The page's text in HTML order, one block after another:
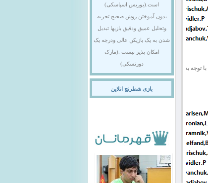
با توجه به شکست
است.(بوریس اسپاسکی)
بدون آموختن روش صحیح تجزیه
وتحلیل عمیق ودقیق بازیها تبدیل
شدن به یک بازیکن عالی ودرجه یک
امکان پذیر نیست .(مارک
دورتسکی)
بازی شطرنج انلاین